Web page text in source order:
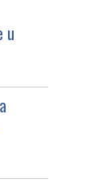
u